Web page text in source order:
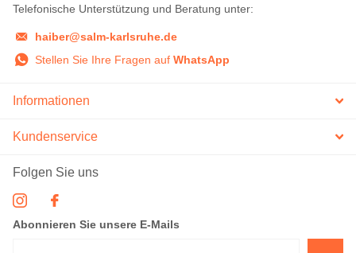
Telefonische Unterstützung und Beratung unter:
haiber@salm-karlsruhe.de
Stellen Sie Ihre Fragen auf WhatsApp
Informationen
Kundenservice
Folgen Sie uns
Abonnieren Sie unsere E-Mails